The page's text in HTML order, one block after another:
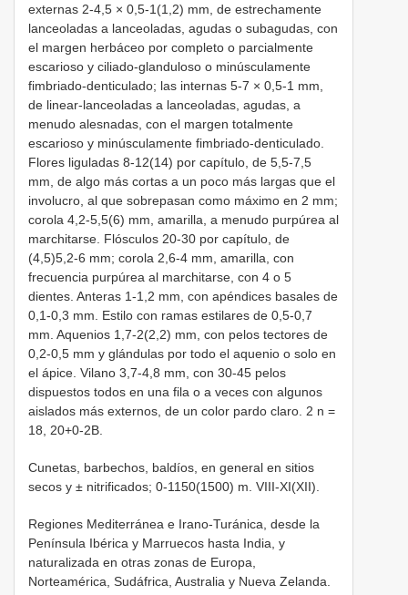
externas 2-4,5 × 0,5-1(1,2) mm, de estrechamente
lanceoladas a lanceoladas, agudas o subagudas, con
el margen herbáceo por completo o parcialmente
escarioso y ciliado-glanduloso o minúsculamente
fimbriado-denticulado; las internas 5-7 × 0,5-1 mm,
de linear-lanceoladas a lanceoladas, agudas, a
menudo alesnadas, con el margen totalmente
escarioso y minúsculamente fimbriado-denticulado.
Flores liguladas 8-12(14) por capítulo, de 5,5-7,5
mm, de algo más cortas a un poco más largas que el
involucro, al que sobrepasan como máximo en 2 mm;
corola 4,2-5,5(6) mm, amarilla, a menudo purpúrea al
marchitarse. Flósculos 20-30 por capítulo, de
(4,5)5,2-6 mm; corola 2,6-4 mm, amarilla, con
frecuencia purpúrea al marchitarse, con 4 o 5
dientes. Anteras 1-1,2 mm, con apéndices basales de
0,1-0,3 mm. Estilo con ramas estilares de 0,5-0,7
mm. Aquenios 1,7-2(2,2) mm, con pelos tectores de
0,2-0,5 mm y glándulas por todo el aquenio o solo en
el ápice. Vilano 3,7-4,8 mm, con 30-45 pelos
dispuestos todos en una fila o a veces con algunos
aislados más externos, de un color pardo claro. 2 n =
18, 20+0-2B.
Cunetas, barbechos, baldíos, en general en sitios
secos y ± nitrificados; 0-1150(1500) m. VIII-XI(XII).
Regiones Mediterránea e Irano-Turánica, desde la
Península Ibérica y Marruecos hasta India, y
naturalizada en otras zonas de Europa,
Norteamérica, Sudáfrica, Australia y Nueva Zelanda.